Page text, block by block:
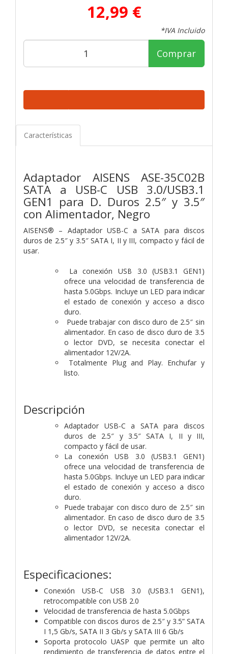
12,99 €
*IVA Incluido
Comprar
Características
Adaptador AISENS ASE-35C02B
SATA a USB-C USB 3.0/USB3.1
GEN1 para D. Duros 2.5″ y 3.5″
con Alimentador, Negro
AISENS® – Adaptador USB-C a SATA para discos
duros de 2.5″ y 3.5″ SATA I, II y III, compacto y fácil de
usar.
La conexión USB 3.0 (USB3.1 GEN1)
ofrece una velocidad de transferencia de
hasta 5.0Gbps. Incluye un LED para indicar
el estado de conexión y acceso a disco
duro.
Puede trabajar con disco duro de 2.5″ sin
alimentador. En caso de disco duro de 3.5
o lector DVD, se necesita conectar el
alimentador 12V/2A.
Totalmente Plug and Play. Enchufar y
listo.
Descripción
Adaptador USB-C a SATA para discos
duros de 2.5″ y 3.5″ SATA I, II y III,
compacto y fácil de usar.
La conexión USB 3.0 (USB3.1 GEN1)
ofrece una velocidad de transferencia de
hasta 5.0Gbps. Incluye un LED para indicar
el estado de conexión y acceso a disco
duro.
Puede trabajar con disco duro de 2.5″ sin
alimentador. En caso de disco duro de 3.5
o lector DVD, se necesita conectar el
alimentador 12V/2A.
Especificaciones:
Conexión USB-C USB 3.0 (USB3.1 GEN1),
retrocompatible con USB 2.0
Velocidad de transferencia de hasta 5.0Gbps
Compatible con discos duros de 2.5″ y 3.5” SATA
I 1,5 Gb/s, SATA II 3 Gb/s y SATA III 6 Gb/s
Soporta protocolo UASP que permite un alto
rendimiento de transferencia de datos entre el